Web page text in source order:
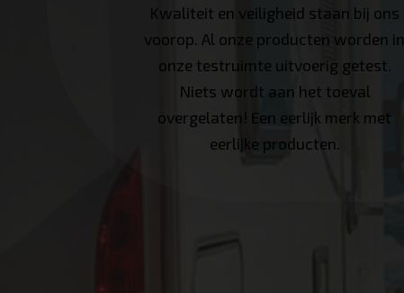
Kwaliteit en veiligheid staan bij ons
voorop. Al onze producten worden in
onze testruimte uitvoerig getest.
Niets wordt aan het toeval
overgelaten! Een eerlijk merk met
eerlijke producten.